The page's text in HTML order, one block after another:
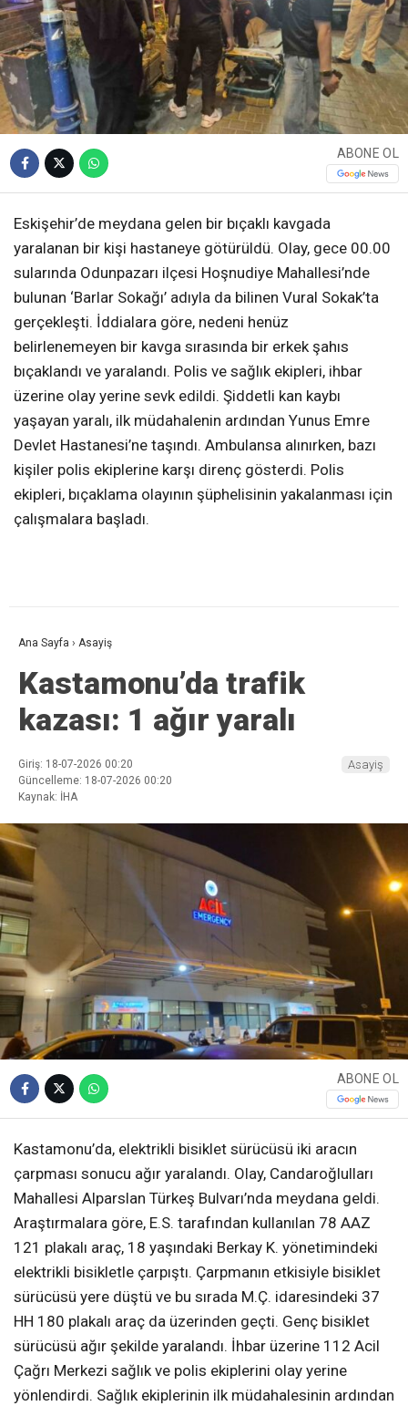
ABONE OL
Eskişehir’de meydana gelen bir bıçaklı kavgada
yaralanan bir kişi hastaneye götürüldü. Olay, gece 00.00
sularında Odunpazarı ilçesi Hoşnudiye Mahallesi’nde
bulunan ‘Barlar Sokağı’ adıyla da bilinen Vural Sokak’ta
gerçekleşti. İddialara göre, nedeni henüz
belirlenemeyen bir kavga sırasında bir erkek şahıs
bıçaklandı ve yaralandı. Polis ve sağlık ekipleri, ihbar
üzerine olay yerine sevk edildi. Şiddetli kan kaybı
yaşayan yaralı, ilk müdahalenin ardından Yunus Emre
Devlet Hastanesi’ne taşındı. Ambulansa alınırken, bazı
kişiler polis ekiplerine karşı direnç gösterdi. Polis
ekipleri, bıçaklama olayının şüphelisinin yakalanması için
çalışmalara başladı.
Ana Sayfa › Asayiş
Kastamonu’da trafik
kazası: 1 ağır yaralı
Giriş: 18-07-2026 00:20
Güncelleme: 18-07-2026 00:20
Kaynak: İHA
Asayiş
ABONE OL
Kastamonu’da, elektrikli bisiklet sürücüsü iki aracın
çarpması sonucu ağır yaralandı. Olay, Candaroğlulları
Mahallesi Alparslan Türkeş Bulvarı’nda meydana geldi.
Araştırmalara göre, E.S. tarafından kullanılan 78 AAZ
121 plakalı araç, 18 yaşındaki Berkay K. yönetimindeki
elektrikli bisikletle çarpıştı. Çarpmanın etkisiyle bisiklet
sürücüsü yere düştü ve bu sırada M.Ç. idaresindeki 37
HH 180 plakalı araç da üzerinden geçti. Genç bisiklet
sürücüsü ağır şekilde yaralandı. İhbar üzerine 112 Acil
Çağrı Merkezi sağlık ve polis ekiplerini olay yerine
yönlendirdi. Sağlık ekiplerinin ilk müdahalesinin ardından